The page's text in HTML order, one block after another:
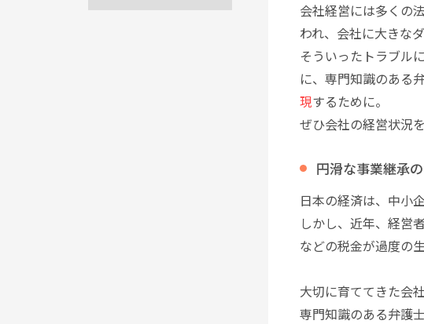
会社経営には多くの
われ、会社に大きな
そういったトラブル
に、専門知識のある
現するために。
ぜひ会社の経営状況
円滑な事業継承
日本の経済は、中小
しかし、近年、経営
などの税金が過度の
大切に育ててきた会
専門知識のある弁護